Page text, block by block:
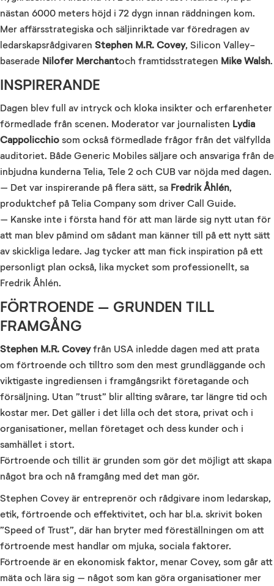
nästan 6000 meters höjd i 72 dygn innan räddningen kom.
Mer affärsstrategiska och säljinriktade var föredragen av
ledarskapsrådgivaren Stephen M.R. Covey, Silicon Valley-
baserade Nilofer Merchantoch framtidsstrategen Mike Walsh
INSPIRERANDE
Dagen blev full av intryck och kloka insikter och erfarenheter
förmedlade från scenen. Moderator var journalisten Lydia
Cappolicchio som också förmedlade frågor från det välfyllda
auditoriet. Både Generic Mobiles säljare och ansvariga från de
inbjudna kunderna Telia, Tele 2 och CUB var nöjda med dagen.
– Det var inspirerande på flera sätt, sa Fredrik Åhlén
produktchef på Telia Company som driver Call Guide.
– Kanske inte i första hand för att man lärde sig nytt utan för
att man blev påmind om sådant man känner till på ett nytt sätt
av skickliga ledare. Jag tycker att man fick inspiration på ett
personligt plan också, lika mycket som professionellt, sa
Fredrik Åhlén.
FÖRTROENDE – GRUNDEN TILL
FRAMGÅNG
Stephen M.R. Coveyfrån USA inledde dagen med att prata
om förtroende och tilltro som den mest grundläggande och
viktigaste ingrediensen i framgångsrikt företagande och
försäljning. Utan ”trust” blir allting svårare, tar längre tid och
kostar mer. Det gäller i det lilla och det stora, privat och i
organisationer, mellan företaget och dess kunder och i
samhället i stort.
Förtroende och tillit är grunden som gör det möjligt att skapa
något bra och nå framgång med det man gör.
Stephen Covey är entreprenör och rådgivare inom ledarskap,
etik, förtroende och effektivitet, och har bl.a. skrivit boken
”Speed of Trust”, där han bryter med föreställningen om att
förtroende mest handlar om mjuka, sociala faktorer.
Förtroende är en ekonomisk faktor, menar Covey, som går att
mäta och lära sig – något som kan göra organisationer mer